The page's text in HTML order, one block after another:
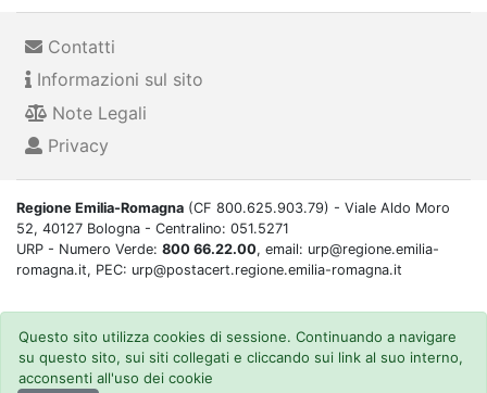
Contatti
Informazioni sul sito
Note Legali
Privacy
Regione Emilia-Romagna (CF 800.625.903.79) - Viale Aldo Moro
52, 40127 Bologna - Centralino: 051.5271
URP - Numero Verde: 800 66.22.00, email: urp@regione.emilia-
romagna.it, PEC: urp@postacert.regione.emilia-romagna.it
Questo sito utilizza cookies di sessione. Continuando a navigare
su questo sito, sui siti collegati e cliccando sui link al suo interno,
acconsenti all'uso dei cookie